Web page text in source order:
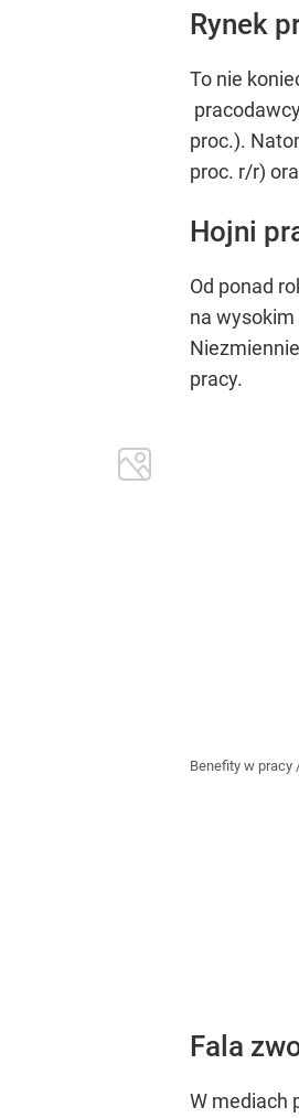
Rynek
To nie
proc.).
proc. r/r)
Hojni
Od ponad
na
pracy.
Benefity w pracy
Fala
W mediach